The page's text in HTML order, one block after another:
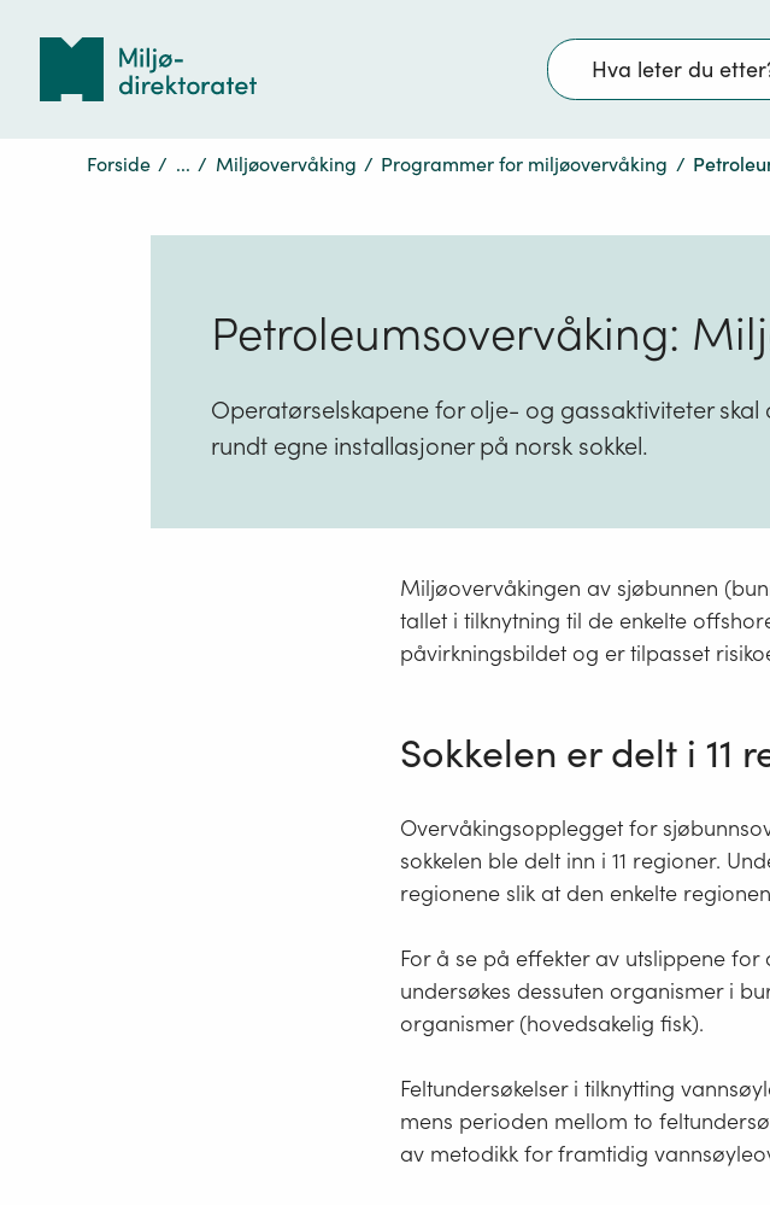
Søk
Forside / ... / Miljøovervåking / Programmer for miljøovervåking /
Petroleumsovervåking:
Operatørselskapene for olje- og gassaktiviteter
rundt egne installasjoner på norsk sokkel.
Miljøovervåkingen av sjøbunnen
tallet i tilknytning til de enkelte
påvirkningsbildet og er tilpasset
Sokkelen er delt i 11
Overvåkingsopplegget for
sokkelen ble delt inn i 11 regioner.
regionene slik at den enkelte
For å se på effekter av utslippene
undersøkes dessuten organismer i
organismer (hovedsakelig fisk).
Feltundersøkelser i tilknytting
mens perioden mellom to
av metodikk for framtidig